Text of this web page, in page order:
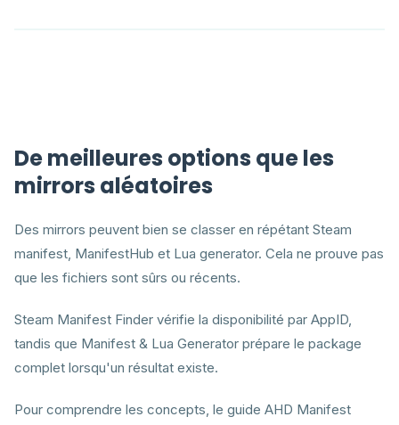
De meilleures options que les
mirrors aléatoires
Des mirrors peuvent bien se classer en répétant Steam
manifest, ManifestHub et Lua generator. Cela ne prouve pas
que les fichiers sont sûrs ou récents.
Steam Manifest Finder vérifie la disponibilité par AppID,
tandis que Manifest & Lua Generator prépare le package
complet lorsqu'un résultat existe.
Pour comprendre les concepts, le guide AHD Manifest